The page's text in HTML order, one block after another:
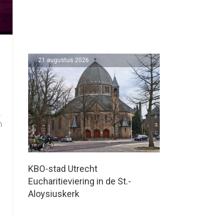
KBO-stad Utrecht
Eucharitieviering in de St.-
Aloysiuskerk
21 augustus 2026